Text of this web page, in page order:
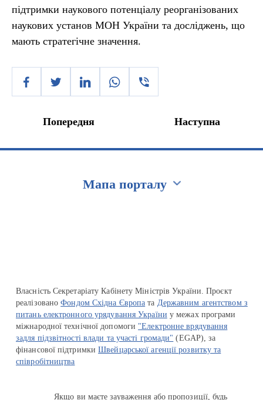
підтримки наукового потенціалу реорганізованих
наукових установ МОН України та досліджень, що
мають стратегічне значення.
Попередня Наступна
Мапа порталу
Власність Секретаріату Кабінету Міністрів України. Проєкт
реалізованоФондом Східна Європа та Державним агентством з
питань електронного урядування України у межах програми
міжнародної технічної допомоги "Електронне врядування
задля підзвітності влади та участі громади" (EGAP), за
фінансової підтримкиШвейцарської агенції розвитку та
співробітництва
Якщо ви маєте зауваження або пропозиції, будь